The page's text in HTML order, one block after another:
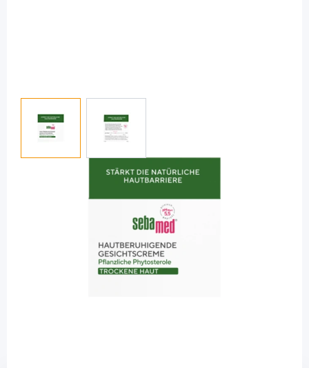
sebamed hautberuhigende
Gesichtscreme / 50 ml
Lieferzeit 3-7 Werktage